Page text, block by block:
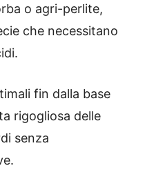
o agri-perlite,
che necessitano
fin dalla base
rigogliosa delle
senza